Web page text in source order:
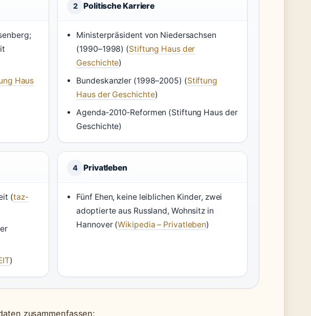
Haus
2 Politische Karriere
Ministerpräsident von Niedersachsen
(1990–1998) (Stiftung Haus der
Geschichte)
Bundeskanzler (1998–2005) (Stiftung
Haus der Geschichte)
Agenda‑2010‑Reformen (Stiftung Haus der
Geschichte)
(taz-
)
4 Privatleben
Fünf Ehen, keine leiblichen Kinder, zwei
adoptierte aus Russland, Wohnsitz in
Hannover (Wikipedia – Privatleben)
zusammenfassen: